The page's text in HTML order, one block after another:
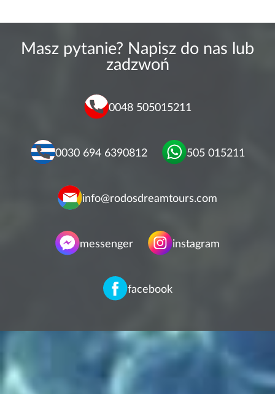
Masz pytanie? Napisz do nas lub
zadzwoń
0048 505015211
0030 694 6390812 505 015211
info@rodosdreamtours.com
messenger instagram
facebook